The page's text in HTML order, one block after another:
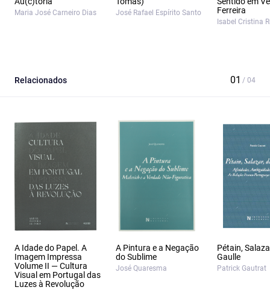
Maria José Carneiro Dias José Rafael Espírito Santo
Ferreira
Isabel Cristina
Relacionados
A Idade do Papel. A
Imagem Impressa
Volume II — Cultura
Visual em Portugal das
Luzes à Revolução
A Pintura e a Negação
do Sublime
José Quaresma
Pétain,
Gaulle
Patrick Gautrat